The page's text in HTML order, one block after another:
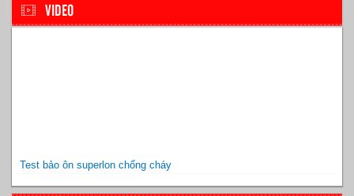
VIDEO
Test bảo ôn superlon chống cháy